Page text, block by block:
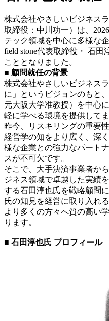
株式会社やさしいビジネス
取締役：中川功一）は、
テック領域を中心に多様な
field stone代表取締役・ 石
こととなりました。
■ 顧問就任の背景
株式会社やさしいビジネス
に」というビジョンのもと
元大阪大学准教授）を中心
軽に学べる環境を提供してま
昨今、リスキリングの重要
経営学の知をより広く、深
様な企業との強力なパート
スが不可欠です。
そこで、大手決済事業者か
ジネス領域で卓越した実績
する石田淳也氏を戦略顧問
氏の知見を経営に取り入れ
より多くの方々へ質の高い
ります。
■ 石田淳也氏 プロフィール